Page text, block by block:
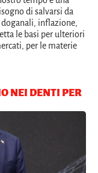
di salvarsi da
inflazione,
le basi per ulteriori
per le materie
NEI DENTI PER